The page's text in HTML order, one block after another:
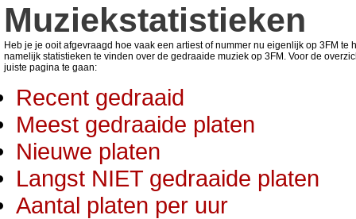
Muziekstatistieken
Heb je je ooit afgevraagd hoe vaak een artiest of nummer nu eigenlijk op 3FM
namelijk statistieken te vinden over de gedraaide muziek op 3FM. Voor de
juiste pagina te gaan:
Recent gedraaid
Meest gedraaide platen
Nieuwe platen
Langst NIET gedraaide platen
Aantal platen per uur